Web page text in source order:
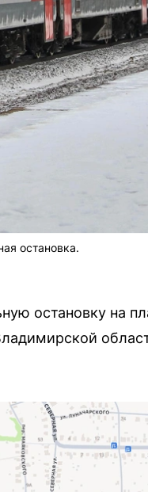
остановка.
остановку на